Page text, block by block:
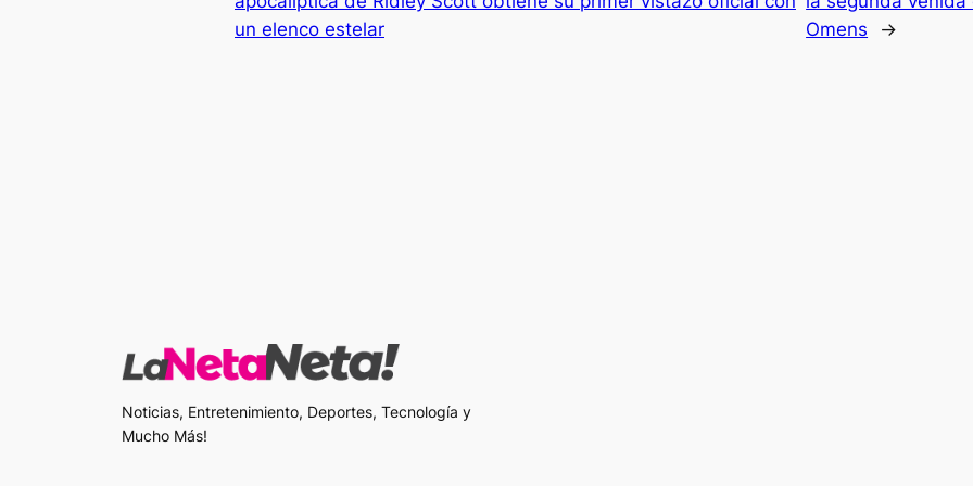
un elenco estelar
Omens
→
Noticias, Entretenimiento, Deportes, Tecnología y
Mucho Más!